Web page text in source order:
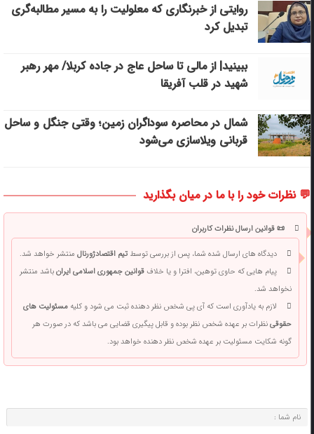
روایتی از خبرنگاری که معلولیت را به مسیر مطالبه‌گری
تبدیل کرد
ببینید| از مالی تا ساحل عاج در جاده کربلا/ مهر رهبر
شهید در قلب آفریقا
شمال در محاصره سوداگران زمین؛ وقتی جنگل و ساحل
قربانی ویلاسازی می‌شود
💬 نظرات خود را با ما در میان بگذارید
📜 قوانین ارسال نظرات کاربران
دیدگاه های ارسال شده شما، پس از بررسی توسطتیم اقتصادژورنالمنتشر خواهد شد.
پیام هایی که حاوی توهین، افترا و یا خلافقوانین جمهوری اسلامی ایرانباشد منتشر
نخواهد شد.
لازم به یادآوری است که آی پی شخص نظر دهنده ثبت می شود و کلیهمسئولیت های
حقوقینظرات بر عهده شخص نظر بوده و قابل پیگیری قضایی می باشد که در صورت هر
گونه شکایت مسئولیت بر عهده شخص نظر دهنده خواهد بود.